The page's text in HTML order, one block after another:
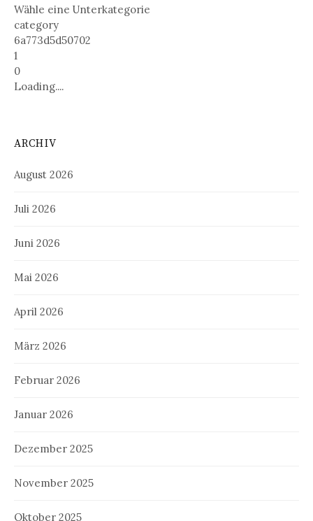
Wähle eine Unterkategorie
category
6a773d5d50702
1
0
Loading....
ARCHIV
August 2026
Juli 2026
Juni 2026
Mai 2026
April 2026
März 2026
Februar 2026
Januar 2026
Dezember 2025
November 2025
Oktober 2025